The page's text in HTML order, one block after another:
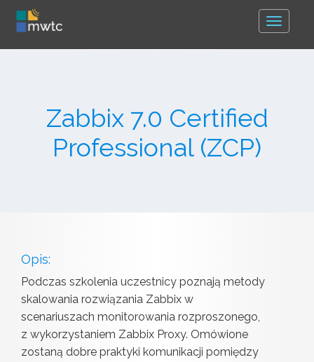
Toggle
Zabbix 7.0 Certified
Professional (ZCP)
Opis:
Podczas szkolenia uczestnicy poznają metody
skalowania rozwiązania Zabbix w
scenariuszach monitorowania rozproszonego,
z wykorzystaniem Zabbix Proxy. Omówione
zostaną dobre praktyki komunikacji pomiędzy